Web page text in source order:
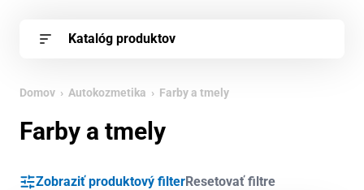
Katalóg produktov
Domov › Autokozmetika › Farby a tmely
Farby a tmely
Zobraziť produktový filterResetovať filtre